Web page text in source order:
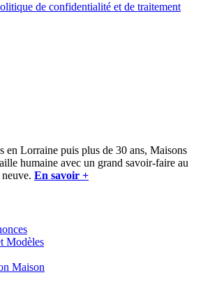
de confidentialité et de traitement
en Lorraine puis plus de 30 ans, Maisons
humaine avec un grand savoir-faire au
En savoir +
Modèles
Maison